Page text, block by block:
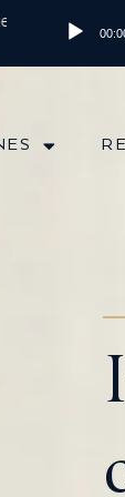
Dinero y